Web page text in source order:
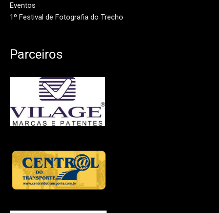
Eventos
1º Festival de Fotografia do Trecho
Parceiros